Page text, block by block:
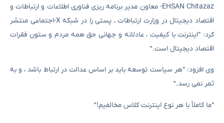
EHSAN Chitazaz- معاون مدیر برنامه ریزی فناوری اطلاعات و ارتباطات و
اقتصاد دیجیتال در وزارت ارتباطات ، پستی را در شبکه X-اجتماعی منتشر
کرد: “اینترنت با کیفیت ، عادلانه و جهانی حق همه مردم و ستون فقرات
اقتصاد دیجیتال است.”
وی افزود: “هر سیاست توسعه باید بر اساس عدالت در ارتباط باشد ، و به
ثمر نمی رسد.”
“ما کاملاً با هر نوع اینترنت کلاس مخالفیم!”